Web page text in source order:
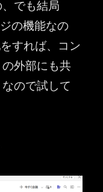
でも結局
の機能なの
すれば、コン
外部にも共
ので試して